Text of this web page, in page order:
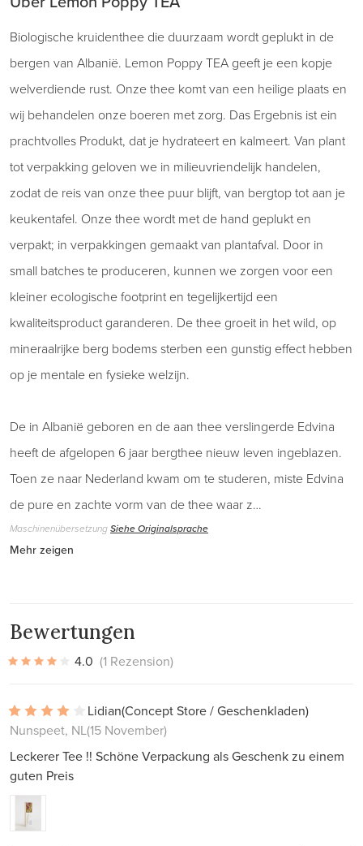
Biologische kruidenthee die duurzaam wordt geplukt in de
bergen van Albanië. Lemon Poppy TEA geeft je een kopje
welverdiende rust. Onze thee komt van een heilige plaats en
wij behandelen onze boeren met zorg. Das Ergebnis ist ein
prachtvolles Produkt, dat je hydrateert en kalmeert. Van plant
tot verpakking geloven we in milieuvriendelijk handelen,
zodat de reis van onze thee puur blijft, van bergtop tot aan je
keukentafel. Onze thee wordt met de hand geplukt en
verpakt; in verpakkingen gemaakt van plantafval. Door in
small batches te produceren, kunnen we zorgen voor een
kleiner ecologische footprint en tegelijkertijd een
kwaliteitsproduct garanderen. De thee groeit in het wild, op
mineraalrijke berg bodems sterben een gunstig effect hebben
op je mentale en fysieke welzijn.
De in Albanië geboren en de aan thee verslingerde Edvina
heeft de afgelopen 6 jaar bergthee nieuw leven ingeblazen.
Toen ze naar Nederland kwam om te studeren, miste Edvina
de pure en zachte vorm van de thee waar z…
MaschinenübersetzungSiehe Originalsprache
Mehr zeigen
Bewertungen
4.0 (1 Rezension)
Lidian(Concept Store / Geschenkladen)
Nunspeet, NL(15 November)
Leckerer Tee !! Schöne Verpackung als Geschenk zu einem
guten Preis